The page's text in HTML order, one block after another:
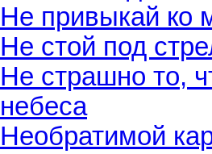
Не привыкай ко
Не стой под
Не страшно то,
небеса
Необратимой